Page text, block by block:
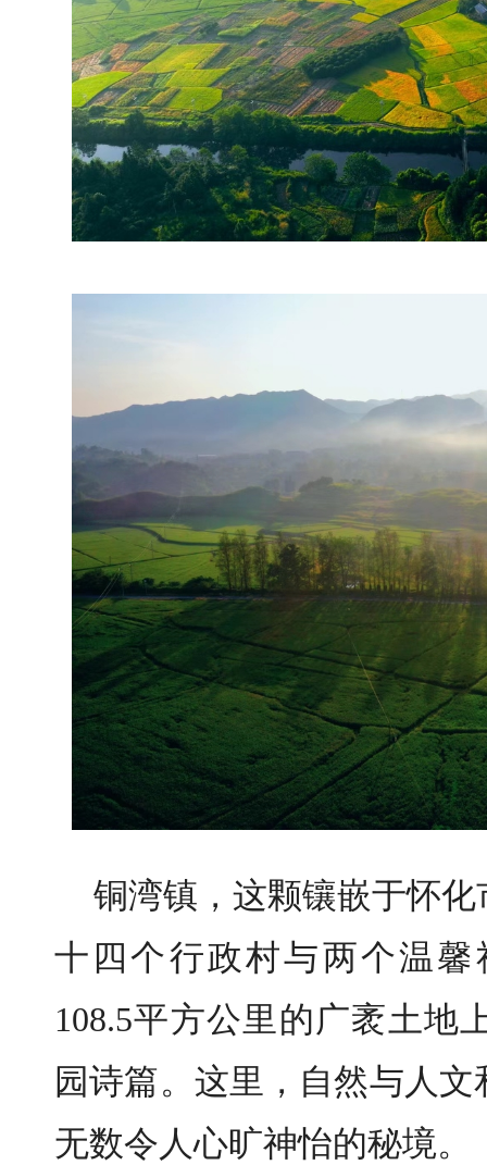
铜湾镇，这颗镶嵌于怀
十四个行政村与两个温
108.5平方公里的广袤土地
园诗篇。这里，自然与人
无数令人心旷神怡的秘境。